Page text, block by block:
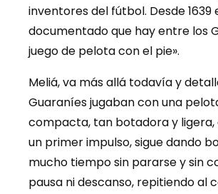
inventores del fútbol. Desde 1639
documentado que hay entre los
juego de pelota con el pie».
Meliá, va más allá todavía y
Guaraníes jugaban con una
compacta, tan botadora y ligera,
un primer impulso, sigue dando
mucho tiempo sin pararse y sin
pausa ni descanso, repitiendo al